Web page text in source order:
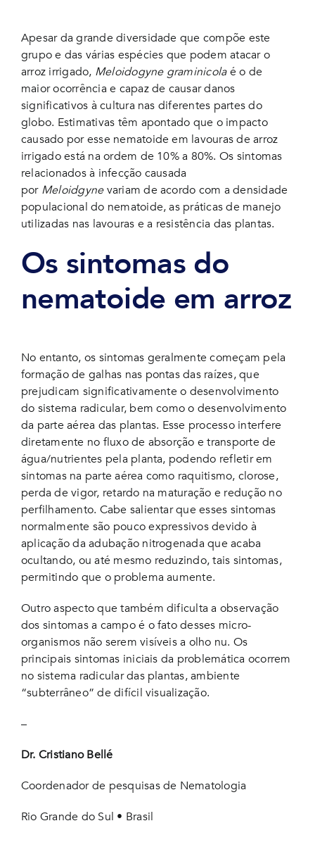
Apesar da grande diversidade que compõe este
grupo e das várias espécies que podem atacar o
arroz irrigado, Meloidogyne graminicolaé o de
maior ocorrência e capaz de causar danos
significativos à cultura nas diferentes partes do
globo. Estimativas têm apontado que o impacto
causado por esse nematoide em lavouras de arroz
irrigado está na ordem de 10% a 80%. Os sintomas
relacionados à infecção causada
por Meloidgynevariam de acordo com a densidade
populacional do nematoide, as práticas de manejo
utilizadas nas lavouras e a resistência das plantas.
Os sintomas do
nematoide em arroz
No entanto, os sintomas geralmente começam pela
formação de galhas nas pontas das raízes, que
prejudicam significativamente o desenvolvimento
do sistema radicular, bem como o desenvolvimento
da parte aérea das plantas. Esse processo interfere
diretamente no fluxo de absorção e transporte de
água/nutrientes pela planta, podendo refletir em
sintomas na parte aérea como raquitismo, clorose,
perda de vigor, retardo na maturação e redução no
perfilhamento. Cabe salientar que esses sintomas
normalmente são pouco expressivos devido à
aplicação da adubação nitrogenada que acaba
ocultando, ou até mesmo reduzindo, tais sintomas,
permitindo que o problema aumente.
Outro aspecto que também dificulta a observação
dos sintomas a campo é o fato desses micro-
organismos não serem visíveis a olho nu. Os
principais sintomas iniciais da problemática ocorrem
no sistema radicular das plantas, ambiente
“subterrâneo” de difícil visualização.
–
Dr. Cristiano Bellé
Coordenador de pesquisas de Nematologia
Rio Grande do Sul • Brasil